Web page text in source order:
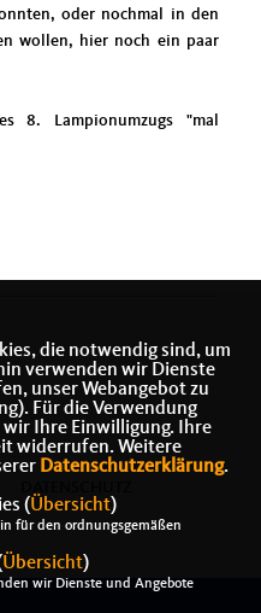
oder nochmal in den
wollen, hier noch ein paar
8. Lampionumzugs "mal
die notwendig sind, um
verwenden wir Dienste
unser Webangebot zu
Für die Verwendung
Ihre Einwilligung. Ihre
widerrufen. Weitere
Datenschutzerklärung.
(Übersicht)
für den ordnungsgemäßen
Übersicht)
wir Dienste und Angebote